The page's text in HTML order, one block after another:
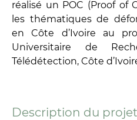
réalisé un POC (Proof of
les thématiques de
en Côte d’Ivoire au
Universitaire de
Télédétection, Côte
Description du projet